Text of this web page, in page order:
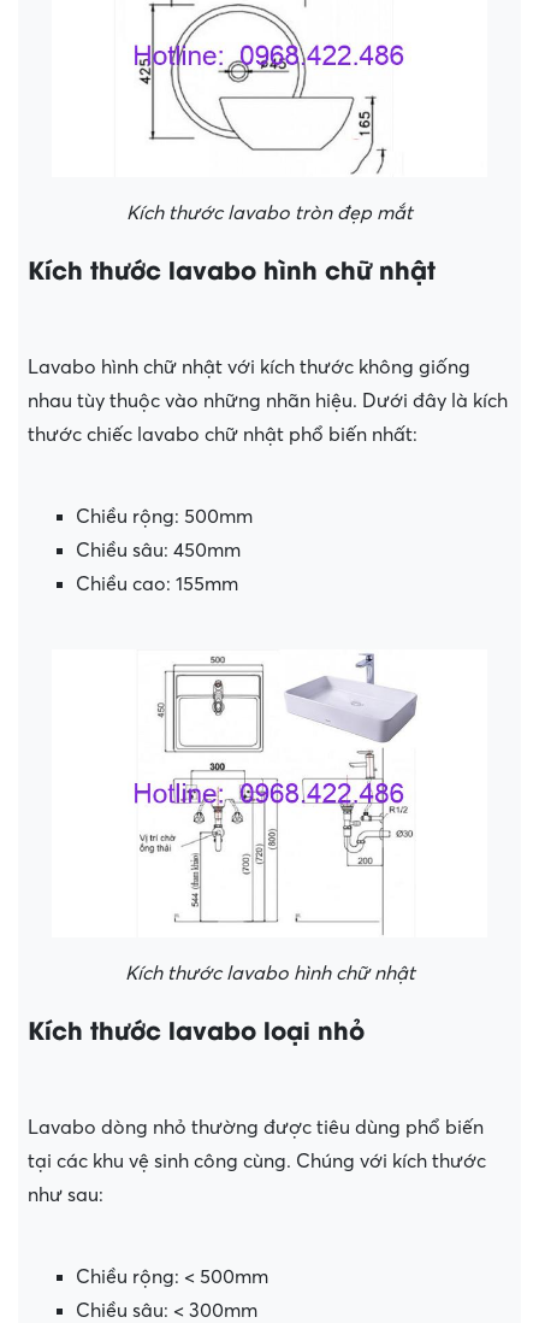
Kích thước lavabo tròn đẹp mắt
Kích thước lavabo hình chữ nhật
Lavabo hình chữ nhật với kích thước không giống
nhau tùy thuộc vào những nhãn hiệu. Dưới đây là kích
thước chiếc lavabo chữ nhật phổ biến nhất:
Chiều rộng: 500mm
Chiều sâu: 450mm
Chiều cao: 155mm
Kích thước lavabo hình chữ nhật
Kích thước lavabo loại nhỏ
Lavabo dòng nhỏ thường được tiêu dùng phổ biến
tại các khu vệ sinh công cùng. Chúng với kích thước
như sau:
Chiều rộng: < 500mm
Chiều sâu: < 300mm